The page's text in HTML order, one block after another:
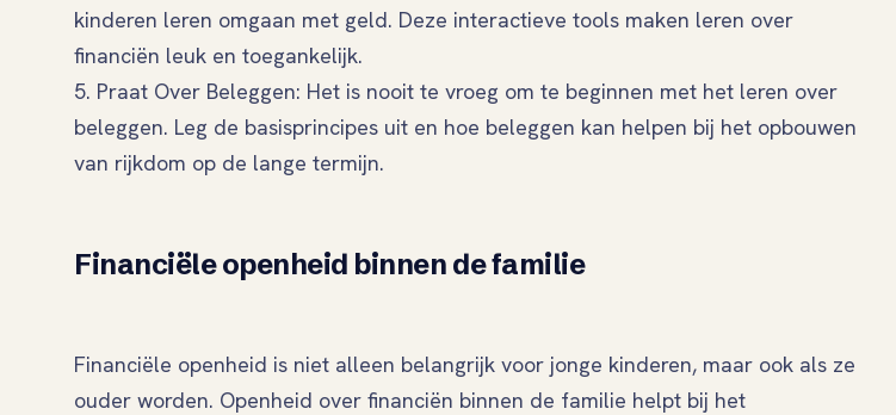
kinderen leren omgaan met geld. Deze interactieve tools maken leren over
financiën leuk en toegankelijk.
5. Praat Over Beleggen: Het is nooit te vroeg om te beginnen met het leren over
beleggen. Leg de basisprincipes uit en hoe beleggen kan helpen bij het opbouwen
van rijkdom op de lange termijn.
Financiële openheid binnen de familie
Financiële openheid is niet alleen belangrijk voor jonge kinderen, maar ook als ze
ouder worden. Openheid over financiën binnen de familie helpt bij het